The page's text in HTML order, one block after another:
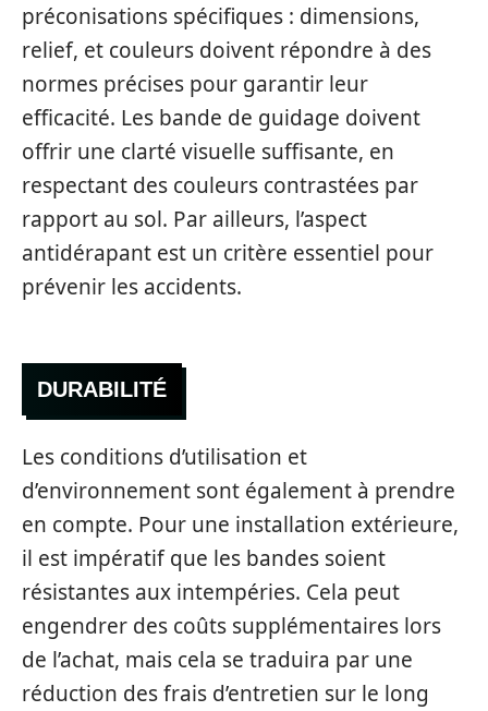
préconisations spécifiques : dimensions,
relief, et couleurs doivent répondre à des
normes précises pour garantir leur
efficacité. Les bande de guidage doivent
offrir une clarté visuelle suffisante, en
respectant des couleurs contrastées par
rapport au sol. Par ailleurs, l’aspect
antidérapant est un critère essentiel pour
prévenir les accidents.
DURABILITÉ
Les conditions d’utilisation et
d’environnement sont également à prendre
en compte. Pour une installation extérieure,
il est impératif que les bandes soient
résistantes aux intempéries. Cela peut
engendrer des coûts supplémentaires lors
de l’achat, mais cela se traduira par une
réduction des frais d’entretien sur le long